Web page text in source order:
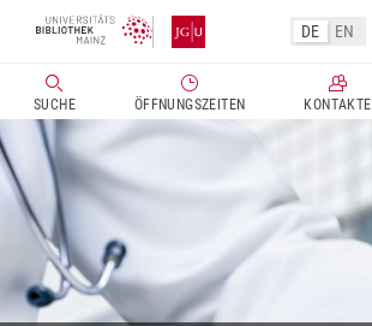
Direkt
zum
Inhalt
SUCHE ÖFFNUNGSZEITEN KONTAKTE
DE EN